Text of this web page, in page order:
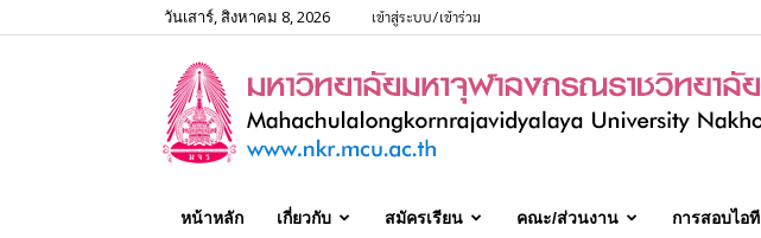
วันเสาร์, สิงหาคม 8, 2026 เข้าสู่ระบบ/เข้าร่วม
หน้าหลัก เกี่ยวกับ สมัครเรียน คณะ/ส่วนงาน การสอบไอที